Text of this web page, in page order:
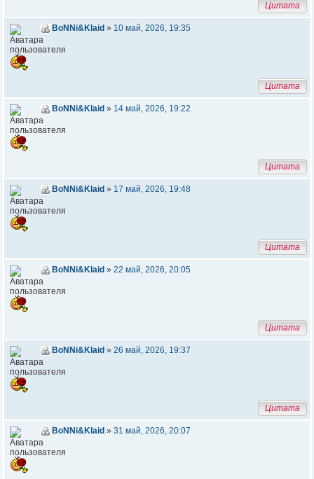
Цитата
BoNNi&Klaid » 10 май, 2026, 19:35
Цитата
BoNNi&Klaid » 14 май, 2026, 19:22
Цитата
BoNNi&Klaid » 17 май, 2026, 19:48
Цитата
BoNNi&Klaid » 22 май, 2026, 20:05
Цитата
BoNNi&Klaid » 26 май, 2026, 19:37
Цитата
BoNNi&Klaid » 31 май, 2026, 20:07